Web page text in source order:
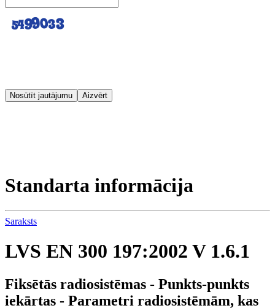
Nosūtīt jautājumu Aizvērt
Standarta informācija
Saraksts
LVS EN 300 197:2002 V 1.6.1
Fiksētās radiosistēmas - Punkts-punkts
iekārtas - Parametri radiosistēmām, kas